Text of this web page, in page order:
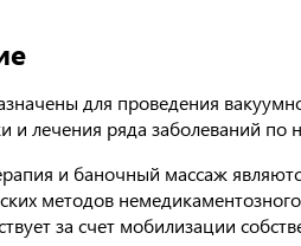
для проведения
и лечения ряда заболеваний по
и баночный массаж
методов
за счет мобилизации